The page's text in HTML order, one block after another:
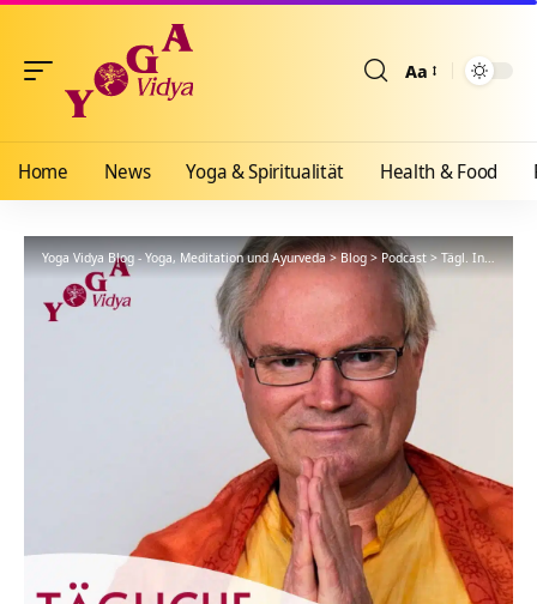
Aa
Home News Yoga & Spiritualität Health & Food
Yoga Vidya Blog - Yoga, Meditation und Ayurveda>Blog>Podcast>Tägl. Inspiration